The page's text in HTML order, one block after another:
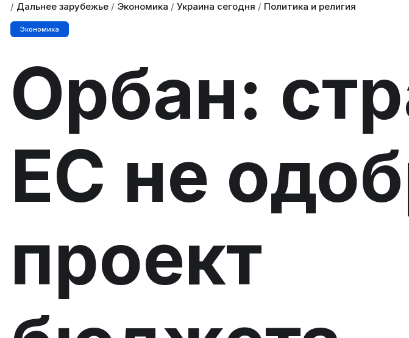
/ Дальнее зарубежье / Экономика / Украина сегодня / Политика и религия
Экономика
Орбан:
ЕС не
проект